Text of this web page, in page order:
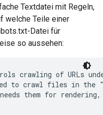
Textdatei mit Regeln,
welche Teile einer
Datei für
so aussehen:
crawling of URLs
to crawl files in the
them for rendering,